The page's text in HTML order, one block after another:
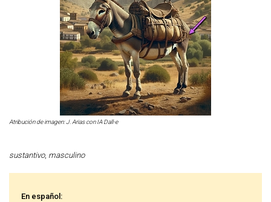
Atribución de imagen: J. Arias con IA Dall-e
sustantivo, masculino
En español: